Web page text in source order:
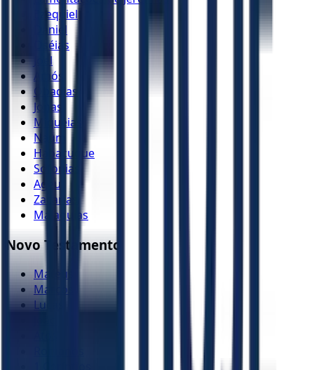
Ezequiel
Daniel
Oséias
Joel
Amós
Obadias
Jonas
Miquéias
Naum
Habacuque
Sofonias
Ageu
Zacarias
Malaquias
Novo Testamento
Mateus
Marcos
Lucas